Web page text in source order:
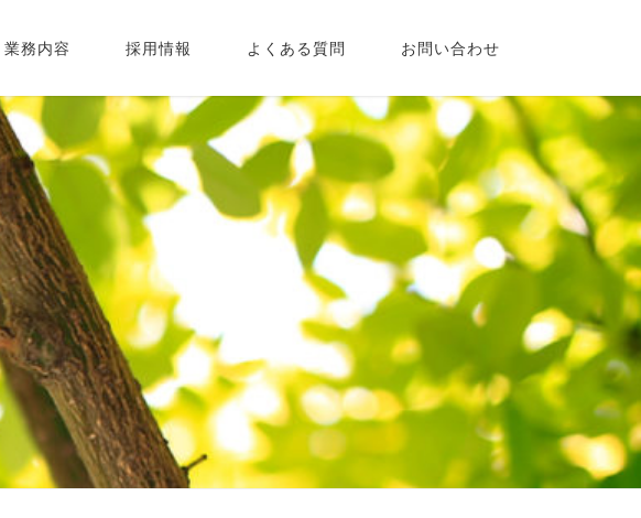
業務内容 採用情報 よくある質問 お問い合わせ